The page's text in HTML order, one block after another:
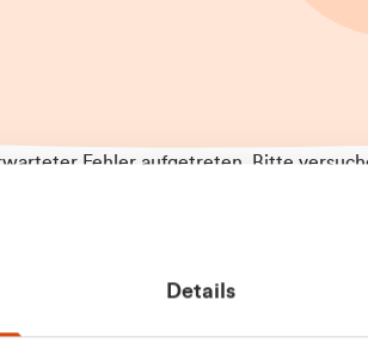
Details
Fehler aufgetreten. Bitte
Fehler an. Wir entschuldigen uns für